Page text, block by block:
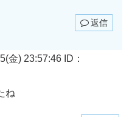
返信
金) 23:57:46 ID：
ね